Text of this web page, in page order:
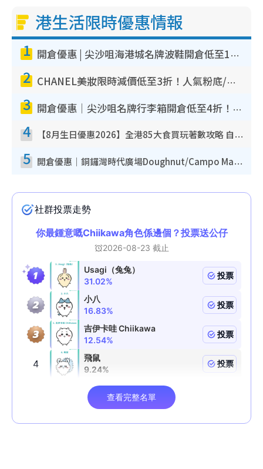
港生活限時優惠情報
1 開倉優惠 | 尖沙咀海港城名牌波鞋開倉低至1折！On鞋$899起／Joy&Peace鞋履$98起
2 CHANEL美妝限時減價低至3折！人氣粉底/唇膏/精華液低至$275！COCO香水都有平
3 開倉優惠｜尖沙咀名牌行李箱開倉低至4折！一連5日 American Tourister/ace./Hallmark $200起！
4 【8月生日優惠2026】全港85大食買玩著數攻略 自助餐/火鍋放題同行免費＋誠品/DONKI送現金券
5 開倉優惠｜銅鑼灣時代廣場Doughnut/Campo Marzio開倉低至1折！背囊、書包、手袋劈價$200起